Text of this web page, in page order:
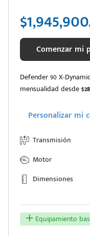
Comenzar mi
Defender 90 X-
mensualidad desde
Personalizar mi
Transmisión
Motor
Dimensiones
Equipamiento